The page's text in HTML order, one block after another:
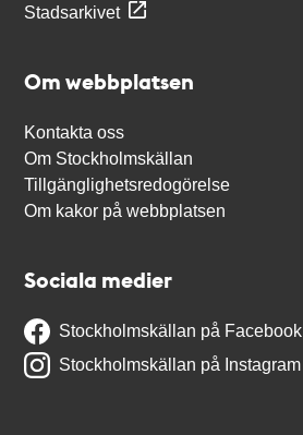
Stadsarkivet
Om webbplatsen
Kontakta oss
Om Stockholmskällan
Tillgänglighetsredogörelse
Om kakor på webbplatsen
Sociala medier
Stockholmskällan på Facebook
Stockholmskällan på Instagram